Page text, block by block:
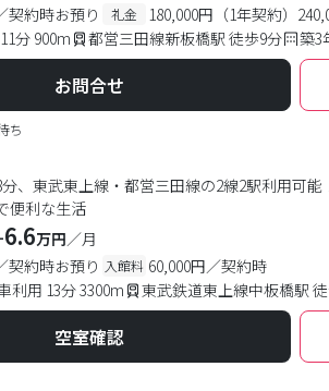
契約時お預り 礼金
180,000円（1年契約）
分 900m
都営三田線新板橋駅 徒歩9分 築3
お問合せ
ち
、東武東上線・都営三田線の2線2駅利用可
便利な生活
-6.6万円／月
契約時お預り 入館料 60,000円／契約時
利用 13分 3300m
東武鉄道東上線中板橋駅
空室確認